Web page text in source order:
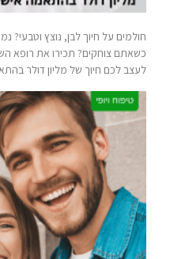
חולמים על חיוך לבן, נוצץ
כשאתם צוחקים? תכירו את רופא
לעצב לכם חיוך של מליון דולר